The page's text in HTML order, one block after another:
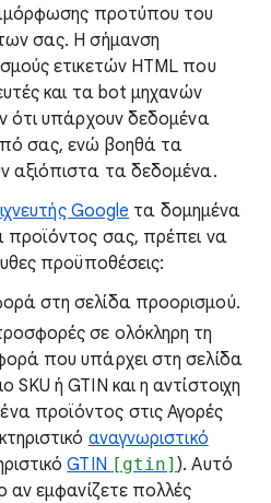
προτύπου του
σας. Η σήμανση
ετικετών HTML που
και τα bot μηχανών
ότι υπάρχουν δεδομένα
σας, ενώ βοηθά τα
αξιόπιστα τα δεδομένα.
Google τα δομημένα
σας, πρέπει να
προϋποθέσεις:
στη σελίδα προορισμού.
σε ολόκληρη τη
που υπάρχει στη σελίδα
SKU ή GTIN και η αντίστοιχη
προϊόντος στις Αγορές
αναγνωριστικό
GTIN [gtin]). Αυτό
αν εμφανίζετε πολλές